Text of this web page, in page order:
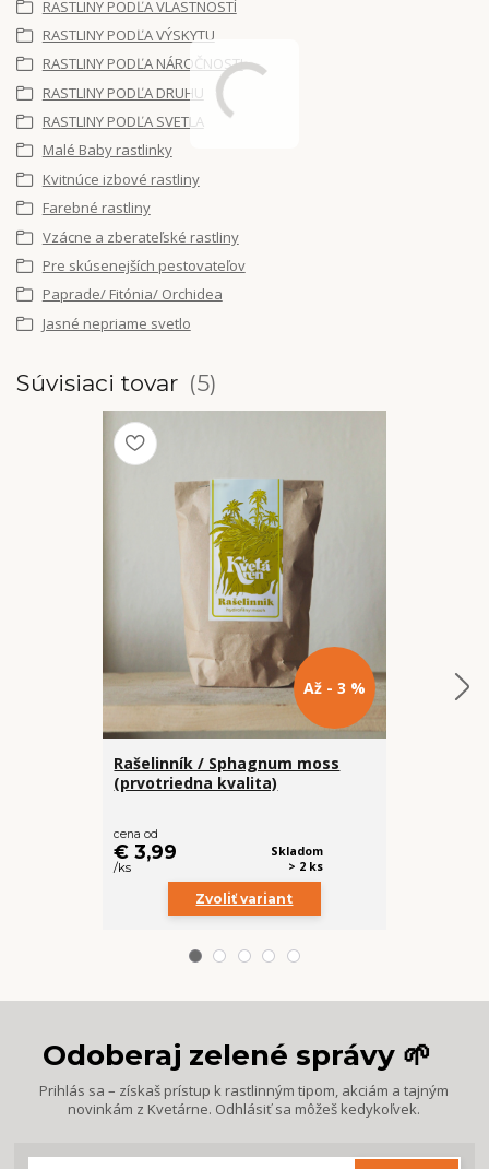
RASTLINY PODĽA VLASTNOSTÍ
RASTLINY PODĽA VÝSKYTU
RASTLINY PODĽA NÁROČNOSTI
RASTLINY PODĽA DRUHU
RASTLINY PODĽA SVETLA
Malé Baby rastlinky
Kvitnúce izbové rastliny
Farebné rastliny
Vzácne a zberateľské rastliny
Pre skúsenejších pestovateľov
Paprade/ Fitónia/ Orchidea
Jasné nepriame svetlo
Súvisiaci tovar 5
Až - 3 %
Rašelinník / Sphagnum moss
(prvotriedna kvalita)
cena od
€ 3,99
/ks
Skladom
> 2 ks
Zvoliť variant
Odoberaj zelené správy 🌱
Prihlás sa – získaš prístup k rastlinným tipom, akciám a tajným
novinkám z Kvetárne. Odhlásiť sa môžeš kedykoľvek.